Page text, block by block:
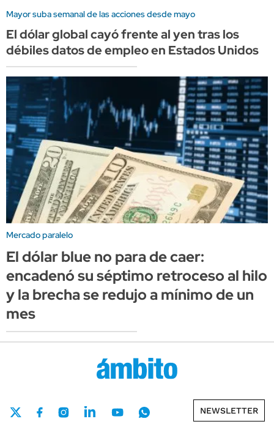
Mayor suba semanal de las acciones desde mayo
El dólar global cayó frente al yen tras los
débiles datos de empleo en Estados Unidos
Mercado paralelo
El dólar blue no para de caer:
encadenó su séptimo retroceso al hilo
y la brecha se redujo a mínimo de un
mes
NEWSLETTER